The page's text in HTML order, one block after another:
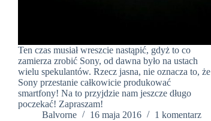
Ten czas musiał wreszcie nastąpić, gdyż to co
zamierza zrobić Sony, od dawna było na ustach
wielu spekulantów. Rzecz jasna, nie oznacza to, że
Sony przestanie całkowicie produkować
smartfony! Na to przyjdzie nam jeszcze długo
poczekać! Zapraszam!
Balvorne
16 maja 2016 1 komentarz